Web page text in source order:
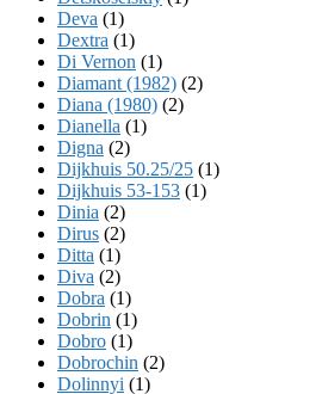
Deva (1)
Dextra (1)
Di Vernon (1)
Diamant (1982) (2)
Diana (1980) (2)
Dianella (1)
Digna (2)
Dijkhuis 50.25/25 (1)
Dijkhuis 53-153 (1)
Dinia (2)
Dirus (2)
Ditta (1)
Diva (2)
Dobra (1)
Dobrin (1)
Dobro (1)
Dobrochin (2)
Dolinnyi (1)